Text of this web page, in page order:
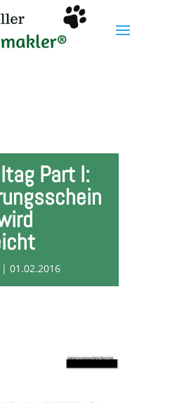
Part I:
|01.02.2016